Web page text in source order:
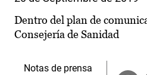
Dentro del plan de
Consejería de Sanidad
Notas de prensa